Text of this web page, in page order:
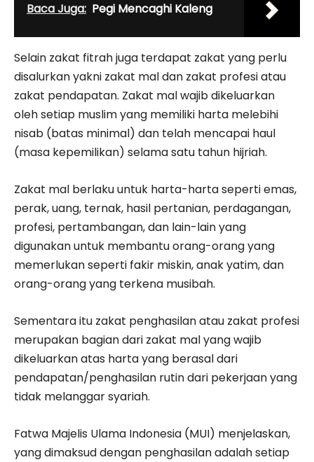
Baca Juga: Pegi Mencaghi Kaleng
Selain zakat fitrah juga terdapat zakat yang perlu
disalurkan yakni zakat mal dan zakat profesi atau
zakat pendapatan. Zakat mal wajib dikeluarkan
oleh setiap muslim yang memiliki harta melebihi
nisab (batas minimal) dan telah mencapai haul
(masa kepemilikan) selama satu tahun hijriah.
Zakat mal berlaku untuk harta-harta seperti emas,
perak, uang, ternak, hasil pertanian, perdagangan,
profesi, pertambangan, dan lain-lain yang
digunakan untuk membantu orang-orang yang
memerlukan seperti fakir miskin, anak yatim, dan
orang-orang yang terkena musibah.
Sementara itu zakat penghasilan atau zakat profesi
merupakan bagian dari zakat mal yang wajib
dikeluarkan atas harta yang berasal dari
pendapatan/penghasilan rutin dari pekerjaan yang
tidak melanggar syariah.
Fatwa Majelis Ulama Indonesia (MUI) menjelaskan,
yang dimaksud dengan penghasilan adalah setiap